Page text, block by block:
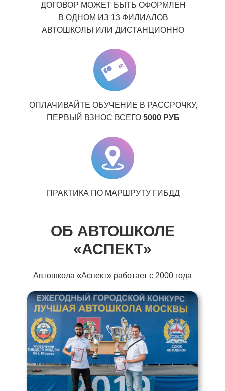
ДОГОВОР МОЖЕТ БЫТЬ ОФОРМЛЕН
В ОДНОМ ИЗ 13 ФИЛИАЛОВ
АВТОШКОЛЫ ИЛИ ДИСТАНЦИОННО
ПРАКТИКА ПО МАРШРУТУ ГИБДД
ОПЛАЧИВАЙТЕ ОБУЧЕНИЕ В РАССРОЧКУ,
ПЕРВЫЙ ВЗНОС ВСЕГО 5000 РУБ
ОБ АВТОШКОЛЕ
«АСПЕКТ»
Автошкола «Аспект» работает с 2000 года